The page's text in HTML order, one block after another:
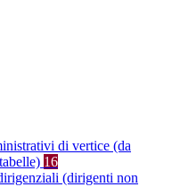
di vertice (da
16
(dirigenti non